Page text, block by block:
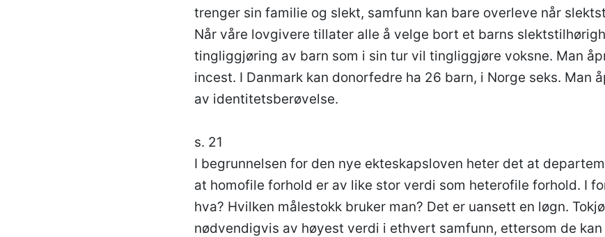
trenger sin familie og slekt, samfunn kan bare overleve når
Når våre lovgivere tillater alle å velge bort et barns
tingliggjøring av barn som i sin tur vil tingliggjøre voksne. Man
incest. I Danmark kan donorfedre ha 26 barn, i Norge seks. Man
av identitetsberøvelse.
s. 21
I begrunnelsen for den nye ekteskapsloven heter det at
at homofile forhold er av like stor verdi som heterofile forhold. I
hva? Hvilken målestokk bruker man? Det er uansett en løgn.
nødvendigvis av høyest verdi i ethvert samfunn, ettersom de